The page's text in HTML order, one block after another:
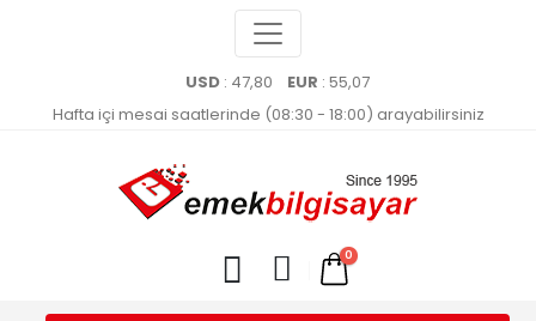
USD: 47,80 EUR : 55,07
Hafta içi mesai saatlerinde (08:30 - 18:00) arayabilirsiniz
0